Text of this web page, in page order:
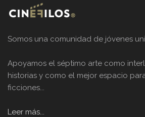
Somos una comunidad de jóvenes
Apoyamos el séptimo arte como
historias y como el mejor espacio
ficciones...
Leer más...